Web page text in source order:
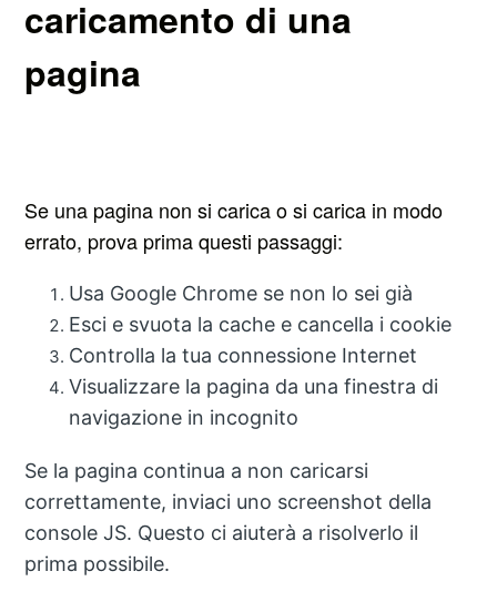
caricamento di una
pagina
Se una pagina non si carica o si carica in modo
errato, prova prima questi passaggi:
Usa Google Chrome se non lo sei già
Esci e svuota la cache e cancella i cookie
Controlla la tua connessione Internet
Visualizzare la pagina da una finestra di
navigazione in incognito
Se la pagina continua a non caricarsi
correttamente, inviaci uno screenshot della
console JS. Questo ci aiuterà a risolverlo il
prima possibile.